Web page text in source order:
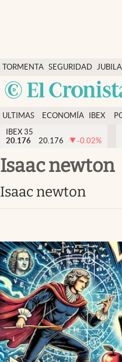
TORMENTA SEGURIDAD
SOCIAL
Economía y finanzas
Política
Actualidad
Criptomonedas
España
ULTIMAS
NOTICIAS
ECONOMÍA
FINANZAS
IBEX
EURO
IBEX 35
20.176
20.176 -0.02%
isaac newton
isaac newton